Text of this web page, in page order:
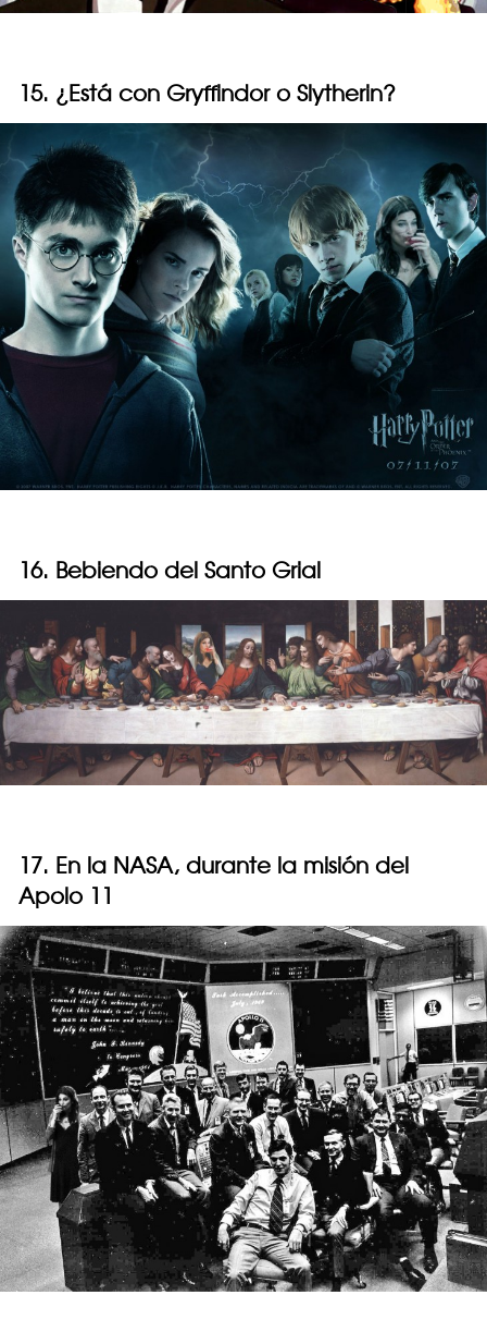
15. ¿Está con Gryffindor o Slytherin?
16. Bebiendo del Santo Grial
17. En la NASA, durante la misión del
Apolo 11